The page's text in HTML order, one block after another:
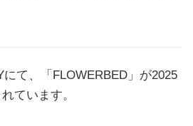
て、「FLOWERBED」が2025
ています。